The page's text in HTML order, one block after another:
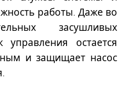
работы. Даже во
засушливых
управления остается
и защищает насос